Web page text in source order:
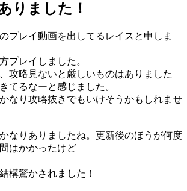
りました！
プレイ動画を出してるレイスと申しま
プレイしました。
攻略見ないと厳しいものはありました
てるなーと感じました。
なり攻略抜きでもいけそうかもしれませ
なりありましたね。更新後のほうが何度
はかかったけど
構驚かされました！